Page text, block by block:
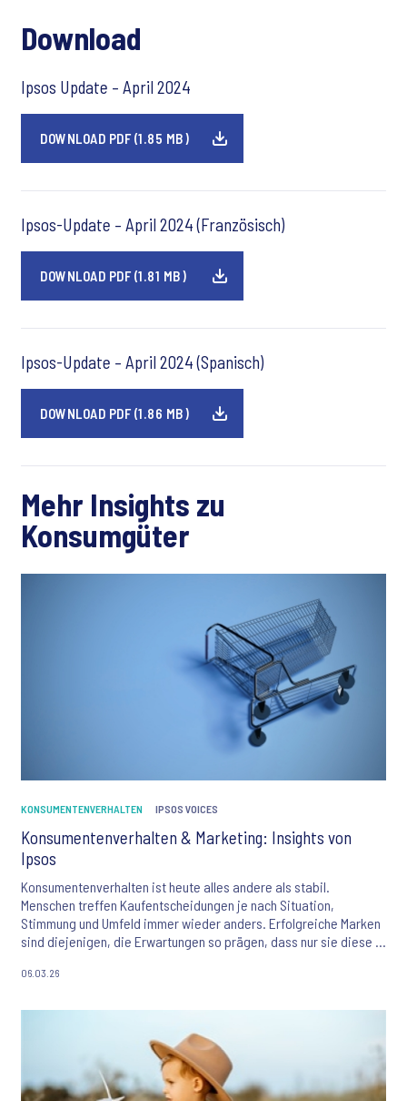
Download
Ipsos Update – April 2024
DOWNLOAD PDF (1.85 MB)
Ipsos-Update – April 2024 (Französisch)
DOWNLOAD PDF (1.81 MB)
Ipsos-Update – April 2024 (Spanisch)
DOWNLOAD PDF (1.86 MB)
Mehr Insights zu
Konsumgüter
KONSUMENTENVERHALTEN IPSOS VOICES
Konsumentenverhalten & Marketing: Insights von
Ipsos
Konsumentenverhalten ist heute alles andere als stabil.
Menschen treffen Kaufentscheidungen je nach Situation,
Stimmung und Umfeld immer wieder anders. Erfolgreiche Marken
sind diejenigen, die Erwartungen so prägen, dass nur sie diese in
verstehen, in welchem Kontext Konsum stattfindet und wie sich
In diesem Artikel zeigen wir, wie Konsumverhalten analysiert
werden kann, welche Bedeutung übergeordnete
Rahmenbedingungen sowie der unmittelbare Moment selbst
haben und wie Marken dieses Wissen nutzen.
06.03.26